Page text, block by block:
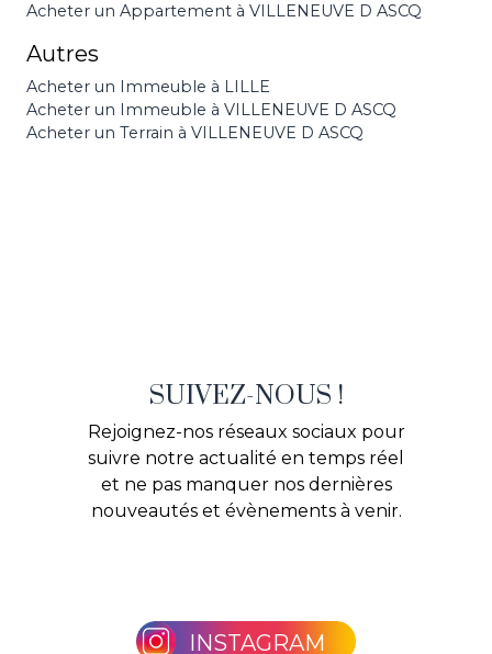
Acheter un Appartement à VILLENEUVE D ASCQ
Autres
Acheter un Immeuble à LILLE
Acheter un Immeuble à VILLENEUVE D ASCQ
Acheter un Terrain à VILLENEUVE D ASCQ
SUIVEZ-NOUS !
Rejoignez-nos réseaux sociaux pour
suivre notre actualité en temps réel
et ne pas manquer nos dernières
nouveautés et évènements à venir.
INSTAGRAM